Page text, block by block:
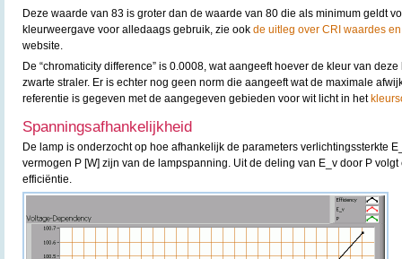
Deze waarde van 83 is groter dan de waarde van 80 die als minimum geldt
kleurweergave voor alledaags gebruik, zie ook de uitleg over CRI waardes
website.
De “chromaticity difference” is 0.0008, wat aangeeft hoever de kleur van
zwarte straler. Er is echter nog geen norm die aangeeft wat de maximale
referentie is gegeven met de aangegeven gebieden voor wit licht in het
Spanningsafhankelijkheid
De lamp is onderzocht op hoe afhankelijk de parameters verlichtingssterkte
vermogen P [W] zijn van de lampspanning. Uit de deling van E_v door P
efficiëntie.